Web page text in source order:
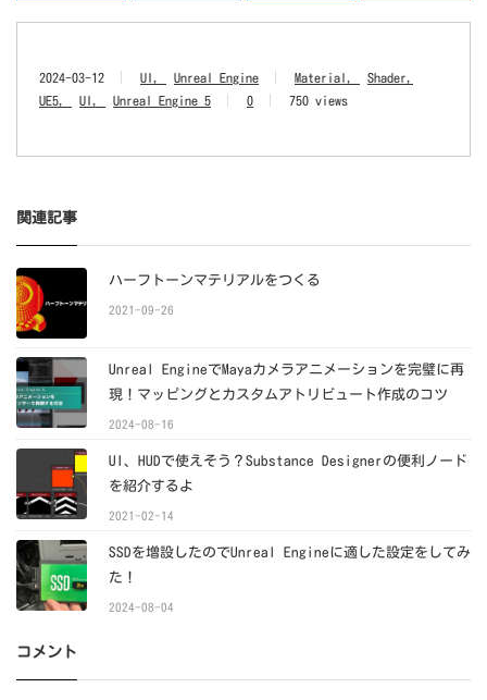
2024-03-12 UI Unreal Engine Material
Shader
UE5
UI Unreal Engine 5 0 750 views
関連記事
ハーフトーンマテリアルをつくる
2021-09-26
Unreal EngineでMayaカメラアニメーションを完璧に再
現！マッピングとカスタムアトリビュート作成のコツ
2024-08-16
UI、HUDで使えそう？Substance Designerの便利ノード
を紹介するよ
2021-02-14
SSDを増設したのでUnreal Engineに適した設定をしてみ
た！
2024-08-04
コメント